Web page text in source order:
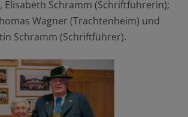
Elisabeth Schramm (Schriftführerin);
Wagner (Trachtenheim) und
Schramm (Schriftführer).